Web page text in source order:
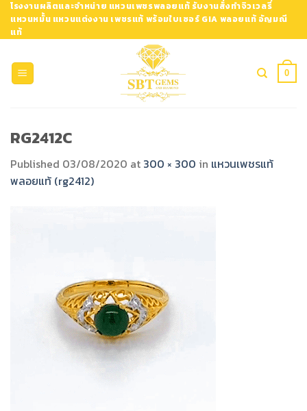
Skip
content
โรงงานผลิตและจำหน่าย แหวนเพชรพลอยแท้ รับงานสั่งทำจิวเวลรี่
แหวนหมั้น แหวนแต่งงาน เพชรแท้ พร้อมใบเซอร์ GIA พลอยแท้ อัญมณี
แท้
0
RG2412C
Published 03/08/2020 at 300 × 300 in แหวนเพชรแท้
พลอยแท้ (rg2412)